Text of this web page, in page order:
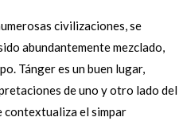
civilizaciones, se
abundantemente mezclado,
Tánger es un buen lugar,
de uno y otro lado del
contextualiza el simpar